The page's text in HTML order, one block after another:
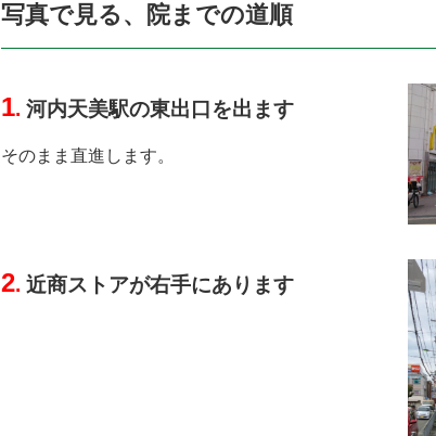
写真で見る、院までの道順
1. 河内天美駅の東出口を出ます
そのまま直進します。
2. 近商ストアが右手にあります